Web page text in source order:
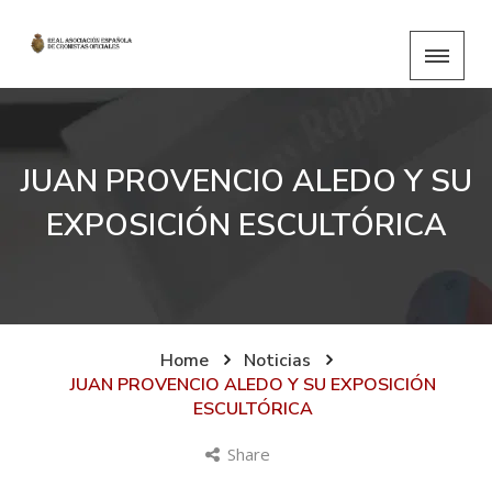
JUAN PROVENCIO ALEDO Y SU
EXPOSICIÓN ESCULTÓRICA
Home
Noticias
JUAN PROVENCIO ALEDO Y SU EXPOSICIÓN
ESCULTÓRICA
Share